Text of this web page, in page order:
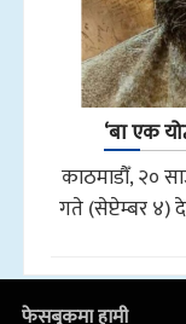
‘बा एक
काठमाडौँ, २०
गते (सेप्टेम्बर ४)
फेसबुकमा हामी